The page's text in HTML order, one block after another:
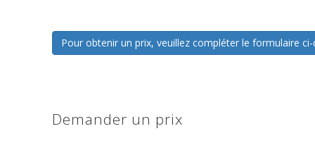
Pour obtenir un prix, veuillez compléter le formulaire
Demander un prix